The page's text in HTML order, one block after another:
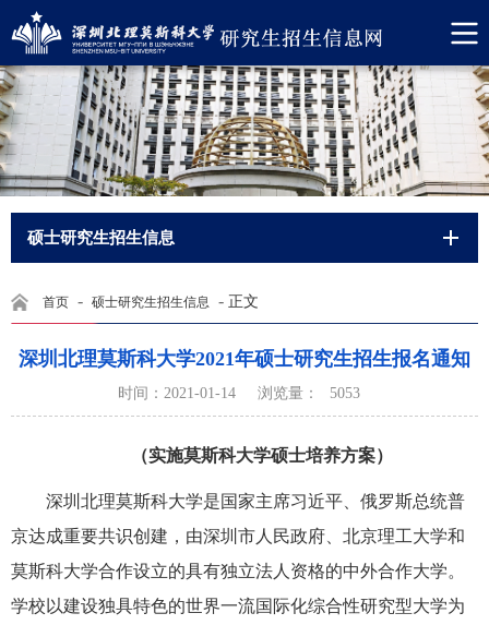
硕士研究生招生信息
首页 - 硕士研究生招生信息 - 正文
深圳北理莫斯科大学2021年硕士研究生招生报名通知
时间：2021-01-14 浏览量： 5053
（实施莫斯科大学硕士培养方案）
深圳北理莫斯科大学是国家主席习近平、俄罗斯总统普
京达成重要共识创建，由深圳市人民政府、北京理工大学和
莫斯科大学合作设立的具有独立法人资格的中外合作大学。
学校以建设独具特色的世界一流国际化综合性研究型大学为